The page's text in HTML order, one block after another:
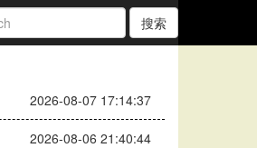
搜索
2026-08-07 17:14:37
2026-08-06 21:40:44